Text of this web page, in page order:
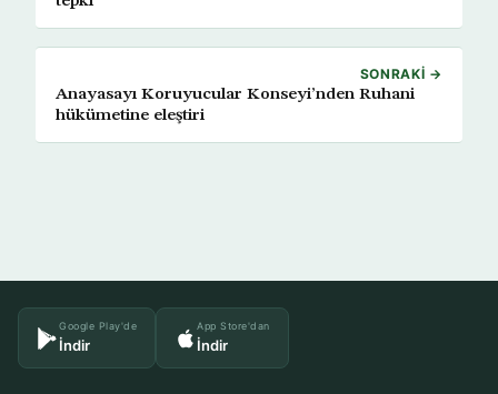
SONRAKI →
Anayasayı Koruyucular Konseyi’nden Ruhani
hükümetine eleştiri
Google Play'de
İndir
App Store'dan
İndir